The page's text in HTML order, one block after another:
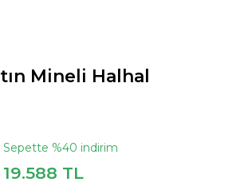
Mineli Halhal
Sepette %40 indirim
19.588 TL